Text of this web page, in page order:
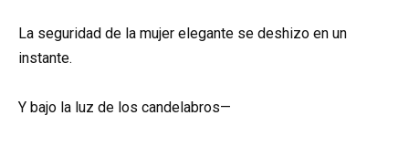
La seguridad de la mujer elegante se deshizo en un
instante.
Y bajo la luz de los candelabros—